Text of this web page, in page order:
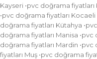
Kayseri •pvc doğrama fiyatları
•pvc doğrama fiyatları
doğrama fiyatları Kütahya
doğrama fiyatları Manisa
doğrama fiyatları Mardin
fiyatları Muş •pvc doğrama